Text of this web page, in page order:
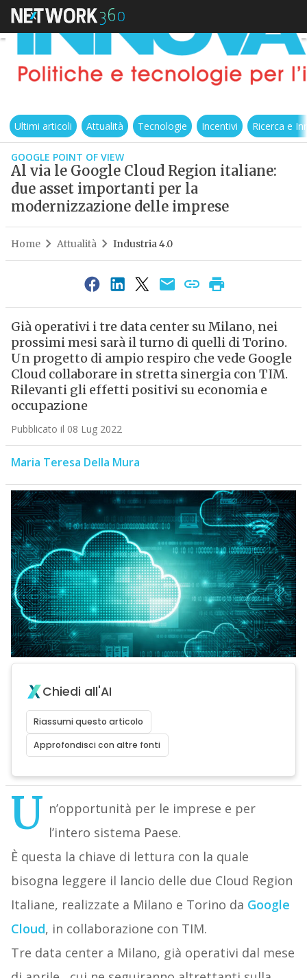
Ultimi articoli Attualità Tecnologie Incentivi Ricerca e
GOOGLE POINT OF VIEW
Al via le Google Cloud Region italiane:
due asset importanti per la
modernizzazione delle imprese
Home Attualità Industria 4.0
Già operativi i tre data center su Milano, nei
prossimi mesi sarà il turno di quelli di Torino.
Un progetto di ampio respiro che vede Google
Cloud collaborare in stretta sinergia con TIM.
Rilevanti gli effetti positivi su economia e
occupazione
Pubblicato il 08 Lug 2022
Maria Teresa Della Mura
Chiedi all'AI
Riassumi questo articolo
Approfondisci con altre fonti
U n’opportunità per le imprese e per
l’intero sistema Paese.
È questa la chiave di lettura con la quale
bisogna leggere il lancio delle due Cloud Region
Italiane, realizzate a Milano e Torino da Google
Cloud, in collaborazione con TIM.
Tre data center a Milano, già operativi dal mese